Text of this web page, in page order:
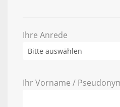
Ihre Anrede
Ihr Vorname /